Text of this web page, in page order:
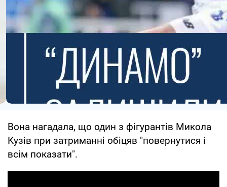
Вона нагадала, що один з фігурантів Микола
Кузів при затриманні обіцяв "повернутися і
всім показати".